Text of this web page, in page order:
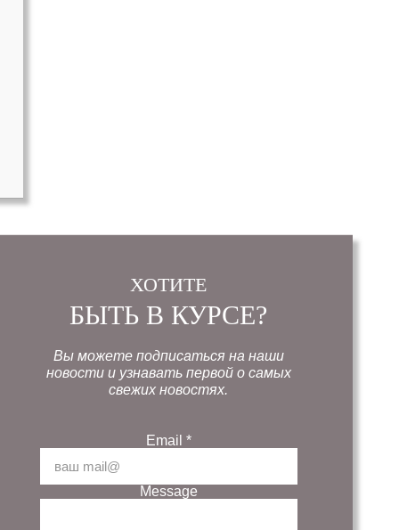
ХОТИТЕ
БЫТЬ В КУРСЕ?
Вы можете подписаться на наши
новости и узнавать первой о самых
свежих новостях.
Email *
Message